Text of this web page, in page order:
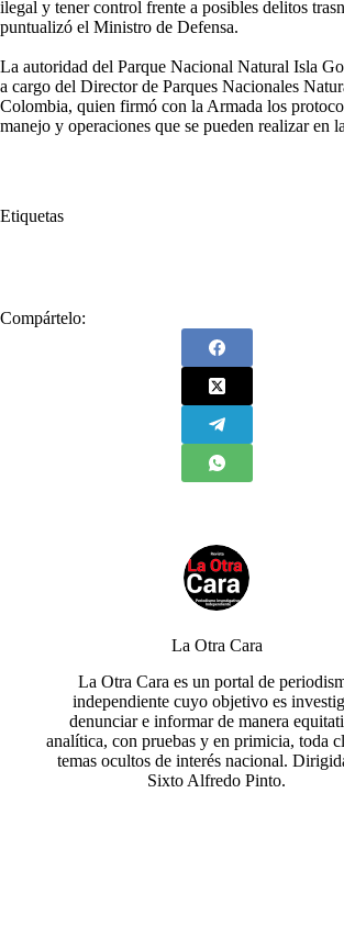
ilegal y tener control frente a posibles delitos
puntualizó el Ministro de Defensa.
La autoridad del Parque Nacional Natural Isla
a cargo del Director de Parques Nacionales
Colombia, quien firmó con la Armada los
manejo y operaciones que se pueden realizar en
Etiquetas
Compártelo:
La Otra Cara
La Otra Cara es un portal de
independiente cuyo objetivo es
denunciar e informar de manera
analítica, con pruebas y en primicia, toda
temas ocultos de interés nacional.
Sixto Alfredo Pinto.